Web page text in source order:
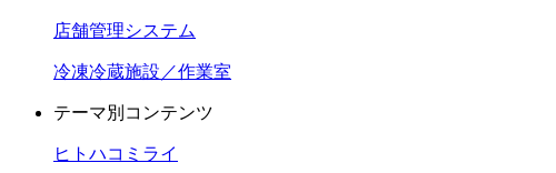
店舗管理システム
冷凍冷蔵施設／作業室
テーマ別コンテンツ
ヒトハコミライ